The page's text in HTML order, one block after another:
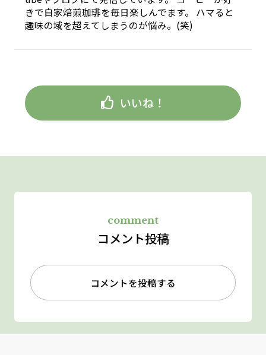
きで自家焙煎珈琲を毎日楽しんでます。 ハマると
趣味の域を超えてしまうのが悩み。(笑)
いいね！
comment
コメント投稿
コメントを投稿する